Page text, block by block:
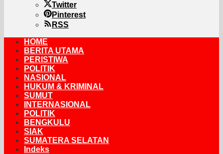
Twitter
Pinterest
RSS
HOME
BERITA UTAMA
PERISTIWA
POLITIK
NASIONAL
HUKUM & KRIMINAL
SUMUT
INTERNASIONAL
POLITIK
BENGKULU
SIAK
SUMATERA SELATAN
Indeks